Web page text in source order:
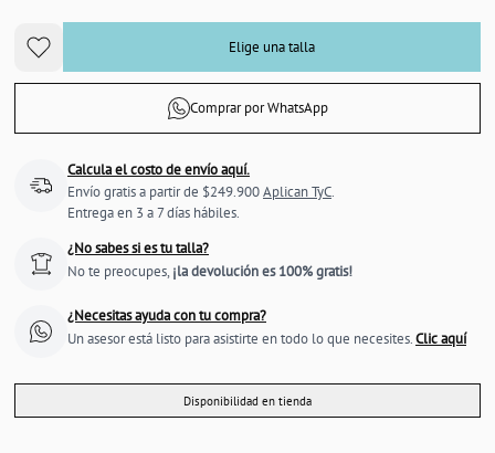
Elige una talla
Comprar por WhatsApp
Calcula el costo de envío aquí.
Envío gratis a partir de $249.900Aplican TyC.
Entrega en 3 a 7 días hábiles.
¿No sabes si es tu talla?
No te preocupes, ¡la devolución es 100% gratis!
¿Necesitas ayuda con tu compra?
Un asesor está listo para asistirte en todo lo que necesites.Clic aquí
Disponibilidad en tienda